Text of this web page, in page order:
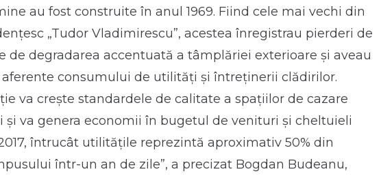
au fost construite în anul 1969. Fiind cele mai vechi din
„Tudor Vladimirescu”, acestea înregistrau pierderi de
de degradarea accentuată a tâmplăriei exterioare și aveau
consumului de utilități și întreținerii clădirilor.
va crește standardele de calitate a spațiilor de cazare
și va genera economii în bugetul de venituri și cheltuieli
întrucât utilitățile reprezintă aproximativ 50% din
într-un an de zile”, a precizat Bogdan Budeanu,